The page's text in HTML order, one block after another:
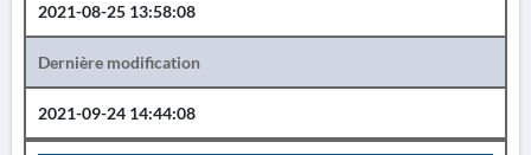
2021-08-25 13:58:08
Dernière modification
2021-09-24 14:44:08